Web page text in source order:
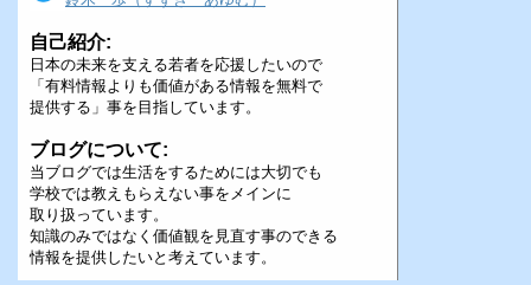
自己紹介:
日本の未来を支える若者を応援したいので
「有料情報よりも価値がある情報を無料で
提供する」事を目指しています。
ブログについて:
当ブログでは生活をするためには大切でも
学校では教えもらえない事をメインに
取り扱っています。
知識のみではなく価値観を見直す事のできる
情報を提供したいと考えています。